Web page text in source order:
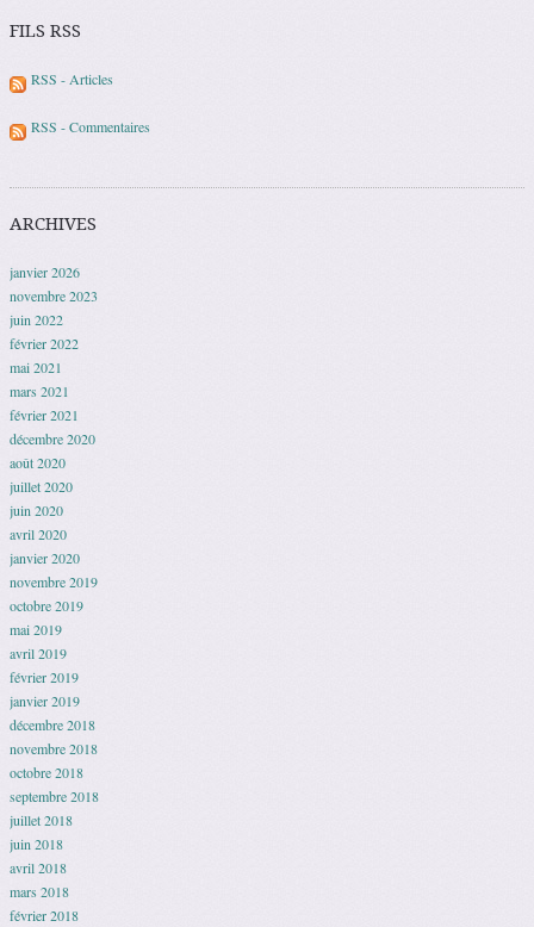
FILS RSS
RSS - Articles
RSS - Commentaires
ARCHIVES
janvier 2026
novembre 2023
juin 2022
février 2022
mai 2021
mars 2021
février 2021
décembre 2020
août 2020
juillet 2020
juin 2020
avril 2020
janvier 2020
novembre 2019
octobre 2019
mai 2019
avril 2019
février 2019
janvier 2019
décembre 2018
novembre 2018
octobre 2018
septembre 2018
juillet 2018
juin 2018
avril 2018
mars 2018
février 2018